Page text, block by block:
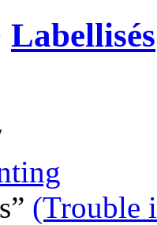
Labellisés
(Trouble